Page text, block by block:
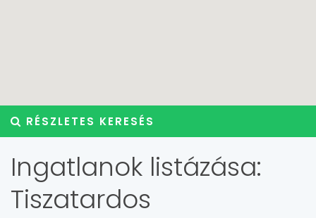
RÉSZLETES KERESÉS
Ingatlanok listázása:
Tiszatardos